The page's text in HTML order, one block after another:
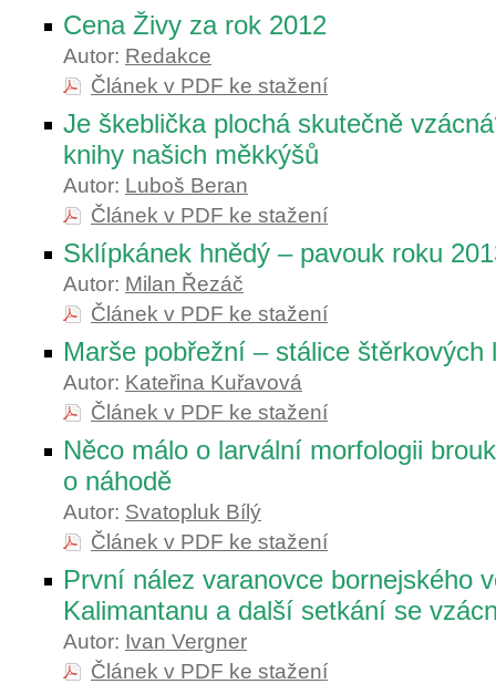
Cena Živy za rok 2012
Autor: Redakce
Článek v PDF ke stažení
Je škeblička plochá skutečně
knihy našich měkkýšů
Autor: Luboš Beran
Článek v PDF ke stažení
Sklípkánek hnědý – pavouk roku
Autor: Milan Řezáč
Článek v PDF ke stažení
Marše pobřežní – stálice štěrkových
Autor: Kateřina Kuřavová
Článek v PDF ke stažení
Něco málo o larvální morfologii
o náhodě
Autor: Svatopluk Bílý
Článek v PDF ke stažení
První nález varanovce bornejského
Kalimantanu a další setkání se
Autor: Ivan Vergner
Článek v PDF ke stažení